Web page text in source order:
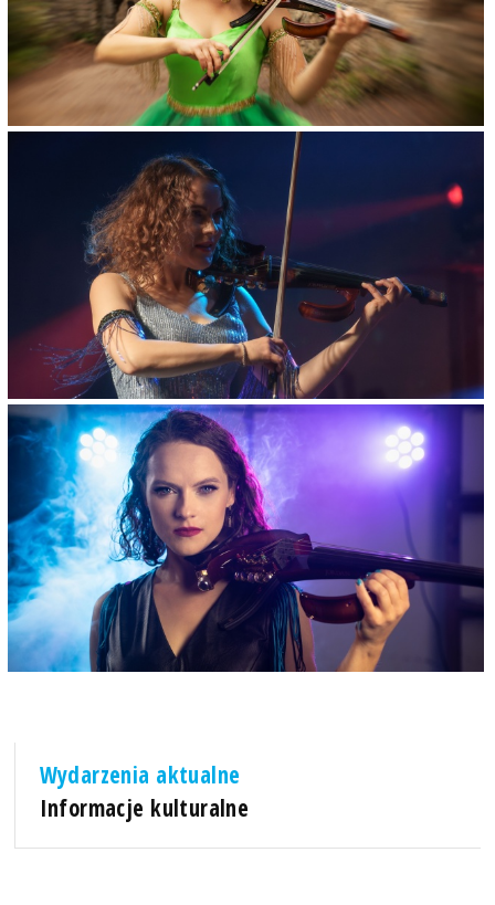
Wydarzenia aktualne
Informacje kulturalne